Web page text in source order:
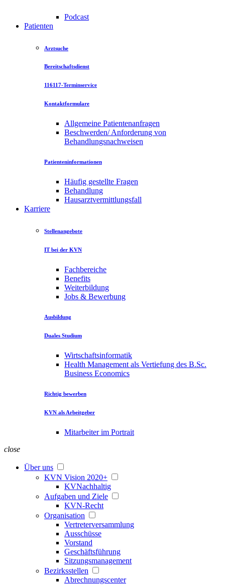
Podcast
Patienten
Arztsuche
Bereitschaftsdienst
116117-Terminservice
Kontaktformulare
Allgemeine Patientenanfragen
Beschwerden/ Anforderung von
Behandlungsnachweisen
Patienteninformationen
Häufig gestellte Fragen
Behandlung
Hausarztvermittlungsfall
Karriere
Stellenangebote
IT bei der KVN
Fachbereiche
Benefits
Weiterbildung
Jobs & Bewerbung
Ausbildung
Duales Studium
Wirtschaftsinformatik
Health Management als Vertiefung des B.Sc.
Business Economics
Richtig bewerben
KVN als Arbeitgeber
Mitarbeiter im Portrait
close
Über uns
KVN Vision 2020+
KVNachhaltig
Aufgaben und Ziele
KVN-Recht
Organisation
Vertreterversammlung
Ausschüsse
Vorstand
Geschäftsführung
Sitzungsmanagement
Bezirksstellen
Abrechnungscenter